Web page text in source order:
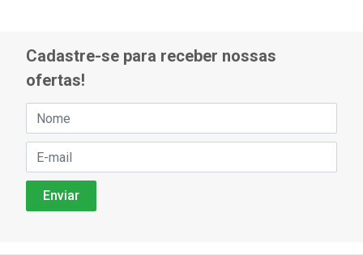
Cadastre-se para receber nossas
ofertas!